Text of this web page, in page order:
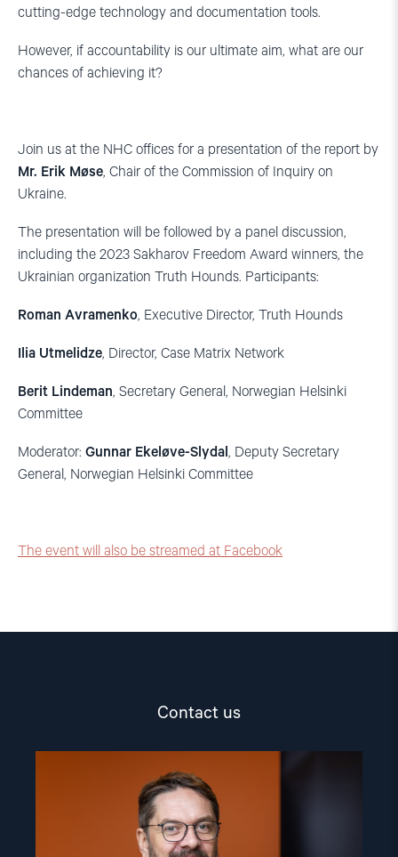
cutting-edge technology and documentation tools.
However, if accountability is our ultimate aim, what are our
chances of achieving it?
Join us at the NHC offices for a presentation of the report by
Mr. Erik Møse, Chair of the Commission of Inquiry on
Ukraine.
The presentation will be followed by a panel discussion,
including the 2023 Sakharov Freedom Award winners, the
Ukrainian organization Truth Hounds. Participants:
Roman Avramenko, Executive Director, Truth Hounds
Ilia Utmelidze, Director, Case Matrix Network
Berit Lindeman, Secretary General, Norwegian Helsinki
Committee
Moderator: Gunnar Ekeløve-Slydal, Deputy Secretary
General, Norwegian Helsinki Committee
The event will also be streamed at Facebook
Contact us
"Ivar
Dale"